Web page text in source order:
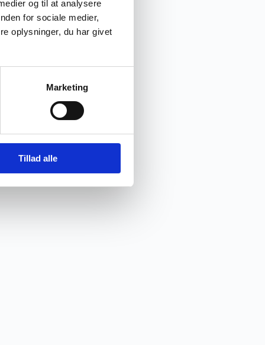
og til at analysere
for sociale medier,
oplysninger, du har givet
Marketing
Tillad alle